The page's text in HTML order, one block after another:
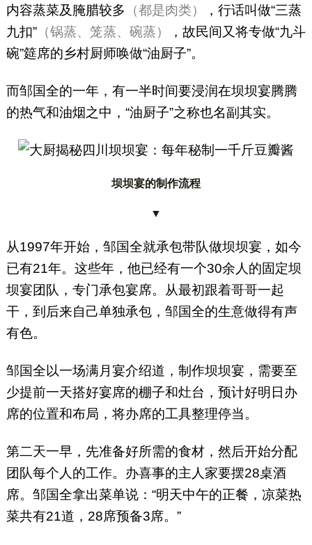
内容蒸菜及腌腊较多 （都是肉类）
，行话叫做“三蒸
九扣”（锅蒸、笼蒸、碗蒸）
，故民间又将专做“九斗
碗”筵席的乡村厨师唤做“油厨子”。
而邹国全的一年，有一半时间要浸润在坝坝宴腾腾
的热气和油烟之中，“油厨子”之称也名副其实。
坝坝宴的制作流程
▼
从1997年开始，邹国全就承包带队做坝坝宴，如今
已有21年。这些年，他已经有一个30余人的固定坝
坝宴团队，专门承包宴席。从最初跟着哥哥一起
干，到后来自己单独承包，邹国全的生意做得有声
有色。
邹国全以一场满月宴介绍道，制作坝坝宴，需要至
少提前一天搭好宴席的棚子和灶台，预计好明日办
席的位置和布局，将办席的工具整理停当。
第二天一早，先准备好所需的食材，然后开始分配
团队每个人的工作。办喜事的主人家要摆28桌酒
席。邹国全拿出菜单说：“明天中午的正餐，凉菜热
菜共有21道，28席预备3席。”